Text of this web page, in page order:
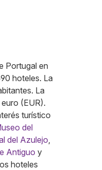
Portugal en
hoteles. La
La
(EUR).
turístico
del
del Azulejo,
Antiguo y
hoteles